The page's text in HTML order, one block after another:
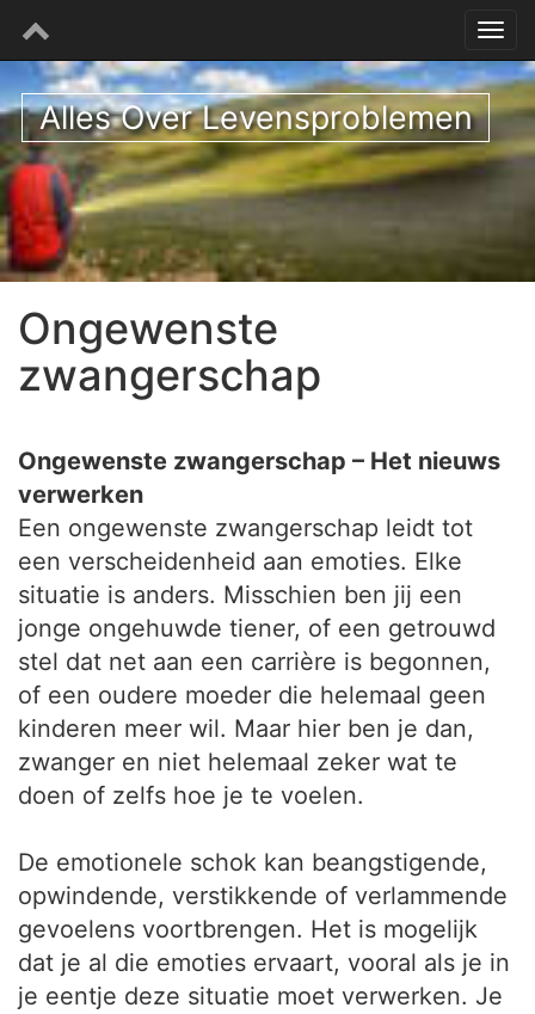
Alles Over Levensproblemen
Ongewenste
zwangerschap
Ongewenste zwangerschap – Het nieuws
verwerken
Een ongewenste zwangerschap leidt tot
een verscheidenheid aan emoties. Elke
situatie is anders. Misschien ben jij een
jonge ongehuwde tiener, of een getrouwd
stel dat net aan een carrière is begonnen,
of een oudere moeder die helemaal geen
kinderen meer wil. Maar hier ben je dan,
zwanger en niet helemaal zeker wat te
doen of zelfs hoe je te voelen.
De emotionele schok kan beangstigende,
opwindende, verstikkende of verlammende
gevoelens voortbrengen. Het is mogelijk
dat je al die emoties ervaart, vooral als je in
je eentje deze situatie moet verwerken. Je